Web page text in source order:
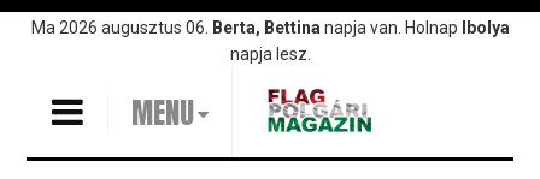
UgrásMa 2026 augusztus 06. Berta, Bettina napja van. Holnap
Ibolya
napja lesz.
MENU